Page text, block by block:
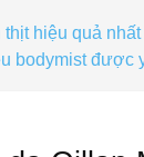
thịt hiệu quả
bodymist được